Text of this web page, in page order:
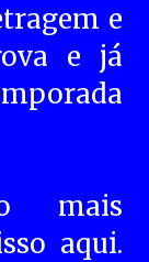
e
e já
mais
aqui.